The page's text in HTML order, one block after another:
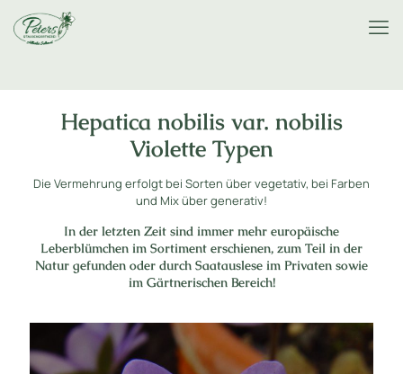
Hepatica nobilis var. nobilis
Violette Typen
Die Vermehrung erfolgt bei Sorten über vegetativ, bei Farben
und Mix über generativ!
In der letzten Zeit sind immer mehr europäische
Leberblümchen im Sortiment erschienen, zum Teil in der
Natur gefunden oder durch Saatauslese im Privaten sowie
im Gärtnerischen Bereich!